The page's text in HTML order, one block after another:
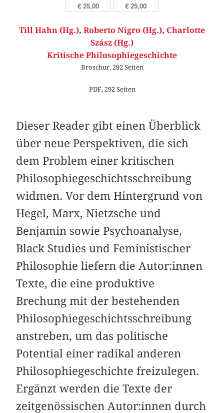
€ 25,00 € 25,00
Till Hahn (Hg.), Roberto Nigro (Hg.), Charlotte
Szász (Hg.)
Kritische Philosophiegeschichte
Broschur, 292 Seiten
PDF, 292 Seiten
Dieser Reader gibt einen Überblick
über neue Perspektiven, die sich
dem Problem einer kritischen
Philosophiegeschichtsschreibung
widmen. Vor dem Hintergrund von
Hegel, Marx, Nietzsche und
Benjamin sowie Psychoanalyse,
Black Studies und Feministischer
Philosophie liefern die Autor:innen
Texte, die eine produktive
Brechung mit der bestehenden
Philosophiegeschichtsschreibung
anstreben, um das politische
Potential einer radikal anderen
Philosophiegeschichte freizulegen.
Ergänzt werden die Texte der
zeitgenössischen Autor:innen durch